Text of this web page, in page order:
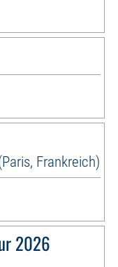
Frankreich)
2026